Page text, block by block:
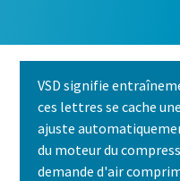
VSD signifie
ces lettres se cache
ajuste
du moteur du
demande d'air